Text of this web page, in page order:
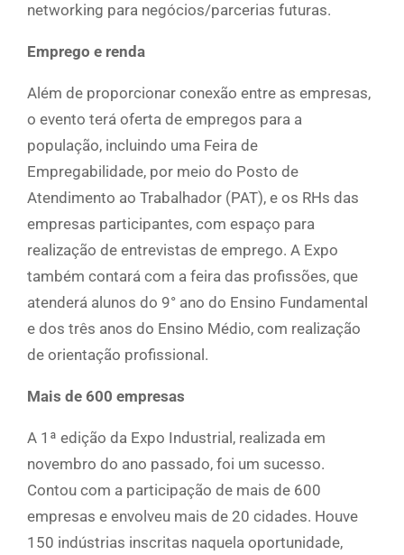
networking para negócios/parcerias futuras.
Emprego e renda
Além de proporcionar conexão entre as empresas,
o evento terá oferta de empregos para a
população, incluindo uma Feira de
Empregabilidade, por meio do Posto de
Atendimento ao Trabalhador (PAT), e os RHs das
empresas participantes, com espaço para
realização de entrevistas de emprego. A Expo
também contará com a feira das profissões, que
atenderá alunos do 9° ano do Ensino Fundamental
e dos três anos do Ensino Médio, com realização
de orientação profissional.
Mais de 600 empresas
A 1ª edição da Expo Industrial, realizada em
novembro do ano passado, foi um sucesso.
Contou com a participação de mais de 600
empresas e envolveu mais de 20 cidades. Houve
150 indústrias inscritas naquela oportunidade,